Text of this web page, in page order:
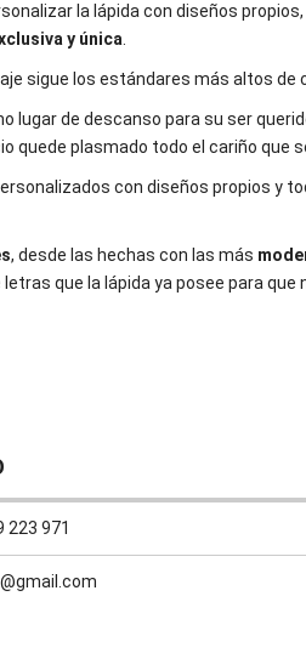
la lápida con diseños
y única
sigue los estándares más altos
lugar de descanso para su ser
quede plasmado todo el cariño que
con diseños propios y
, desde las hechas con las más
que la lápida ya posee para
223 971